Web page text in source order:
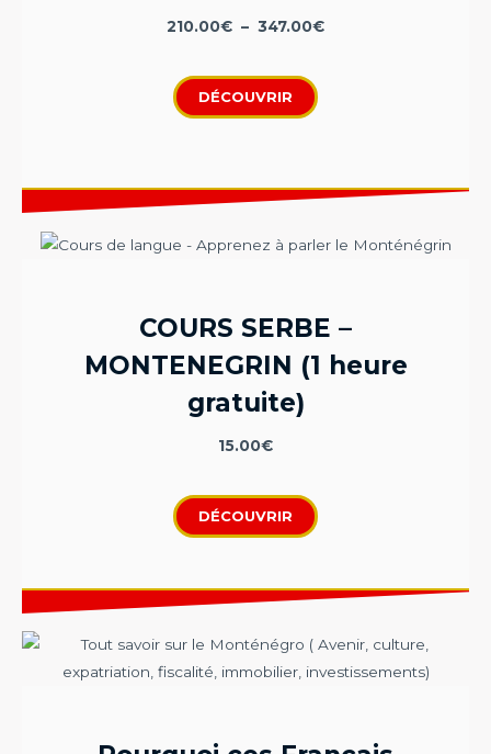
210.00€ – 347.00€
DÉCOUVRIR
COURS SERBE –
MONTENEGRIN (1 heure
gratuite)
15.00€
DÉCOUVRIR